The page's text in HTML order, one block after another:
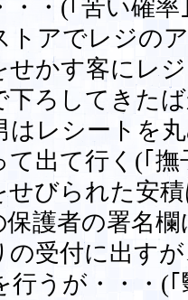
・・(｢苦い確率
アでレジの
せかす客にレ
下ろしてきた
はレシートを
て出て行く(｢撫
びられた安
保護者の署名
の受付に出す
行うが・・・(